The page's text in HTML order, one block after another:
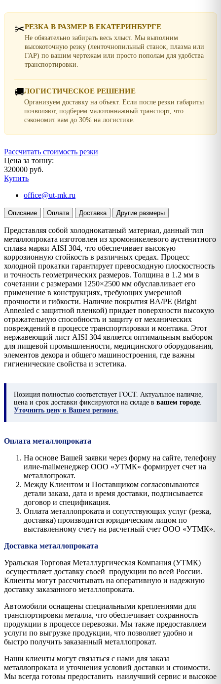
✂️РЕЗКА В РАЗМЕР В ЕКАТЕРИНБУРГЕ
Не обязательно забирать весь хлыст. Мы выполним
высокоточную резку (ленточнопильный станок, плазма или
ГАР) по вашим чертежам или просто пополам для удобства
транспортировки.
🚚ЛОГИСТИЧЕСКОЕ РЕШЕНИЕ
Организуем доставку на объект. Если после резки габариты
позволяют, подберем малотоннажный транспорт, что
сэкономит вам до 30% на логистике.
Рассчитать стоимость резки
Цена за тонну:
320000 руб.
Купить
office@ut-mk.ru
Описание Оплата Доставка Другие размеры
Представляя собой холоднокатаный материал, данный тип
металлопроката изготовлен из хромоникелевого аустенитного
сплава марки AISI 304, что обеспечивает высокую
коррозионную стойкость в различных средах. Процесс
холодной прокатки гарантирует превосходную плоскостность
и точность геометрических размеров. Толщина в 1.2 мм в
сочетании с размерами 1250×2500 мм обуславливает его
применение в конструкциях, требующих умеренной
прочности и гибкости. Наличие покрытия BA/PE (Bright
Annealed с защитной пленкой) придает поверхности высокую
отражательную способность и защиту от механических
повреждений в процессе транспортировки и монтажа. Этот
нержавеющий лист AISI 304 является оптимальным выбором
для пищевой промышленности, медицинского оборудования,
элементов декора и общего машиностроения, где важны
гигиенические свойства и эстетика.
Позиция полностью соответствует ГОСТ. Актуальное наличие,
цена и срок доставки фиксируются на складе в вашем городе
Уточнить цену в Вашем регионе.
Оплата металлопроката
На основе Вашей заявки через форму на сайте, телефону
илиe-mailменеджер ООО «УТМК» формирует счет на
металлопрокат.
Между Клиентом и Поставщиком согласовываются
детали заказа, дата и время доставки, подписывается
договор и спецификация.
Оплата металлопроката и сопутствующих услуг (резка,
доставка) производится юридическим лицом по
выставленному счету на расчетный счет ООО «УТМК».
Доставка металлопроката
Уральская Торговая Металлургическая Компания (УТМК)
осуществляет доставку своей продукции по всей России.
Клиенты могут рассчитывать на оперативную и надежную
доставку заказанного металлопроката.
Автомобили оснащены специальными креплениями для
транспортировки металла, что обеспечивает сохранность
продукции в процессе перевозки. Мы также предоставляем
услуги по выгрузке продукции, что позволяет удобно и
быстро получить заказанный металлопрокат.
Наши клиенты могут связаться с нами для заказа
металлопроката и уточнения условий доставки и стоимости.
Мы всегда готовы предоставить наилучший сервис и высокое